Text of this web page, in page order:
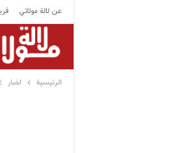
عن لالة مولاتي
الرئيسية اخبار